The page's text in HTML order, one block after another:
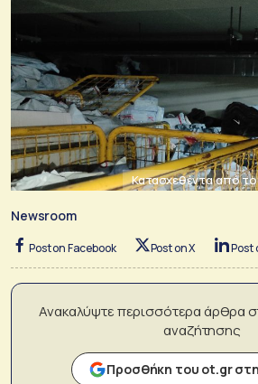
Κατασχεθέντα από
Newsroom
Post on Facebook Post on X Post
Ανακαλύψτε περισσότερα άρθρα
αναζήτησης
Προσθήκη του ot.gr